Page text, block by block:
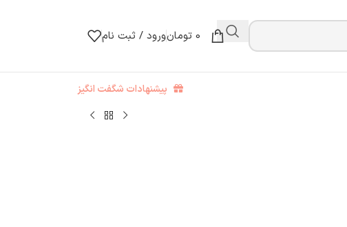
0 تومانورود / ثبت نام
پیشنهادات شگفت انگیز